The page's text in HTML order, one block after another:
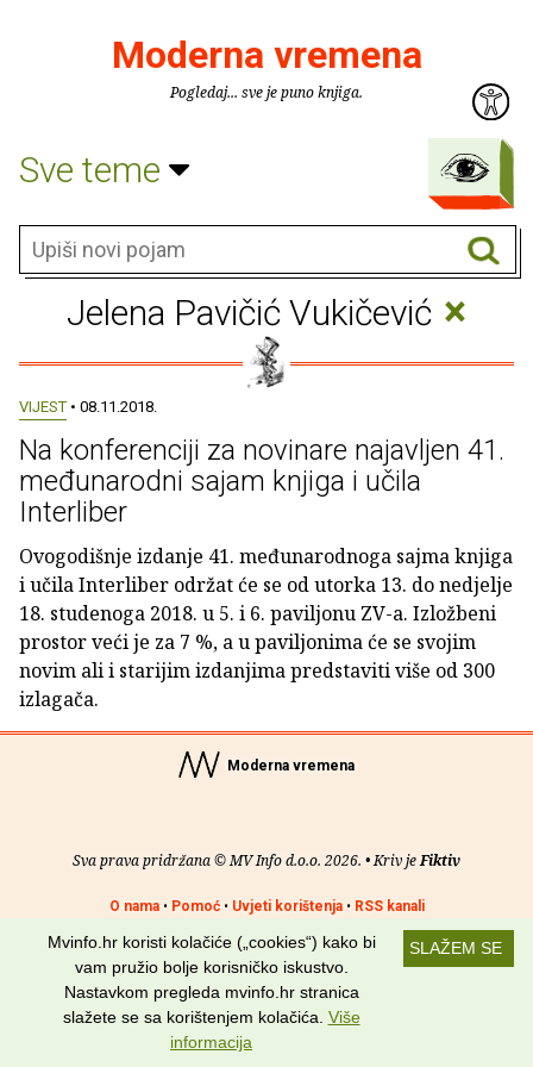
Moderna vremena
Pogledaj... sve je puno knjiga.
Sve teme
Jelena Pavičić Vukičević ×
VIJEST • 08.11.2018.
Na konferenciji za novinare najavljen 41.
međunarodni sajam knjiga i učila
Interliber
Ovogodišnje izdanje 41. međunarodnoga sajma knjiga
i učila Interliber održat će se od utorka 13. do nedjelje
18. studenoga 2018. u 5. i 6. paviljonu ZV-a. Izložbeni
prostor veći je za 7 %, a u paviljonima će se svojim
novim ali i starijim izdanjima predstaviti više od 300
izlagača.
Moderna vremena
Sva prava pridržana © MV Info d.o.o. 2026. • Kriv jeFiktiv
O nama• Pomoć• Uvjeti korištenja• RSS kanali
Potraži nas na: SLAŽEM SE
Mvinfo.hr koristi kolačiće („cookies“) kako bi
vam pružio bolje korisničko iskustvo.
Nastavkom pregleda mvinfo.hr stranica
slažete se sa korištenjem kolačića. Više
informacija